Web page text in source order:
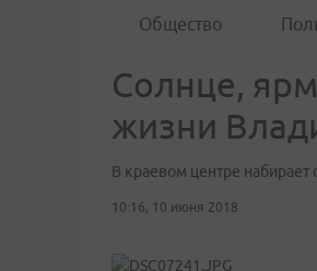
Общество
Солнце,
жизни
В краевом центре
10:16, 10 июня 2018